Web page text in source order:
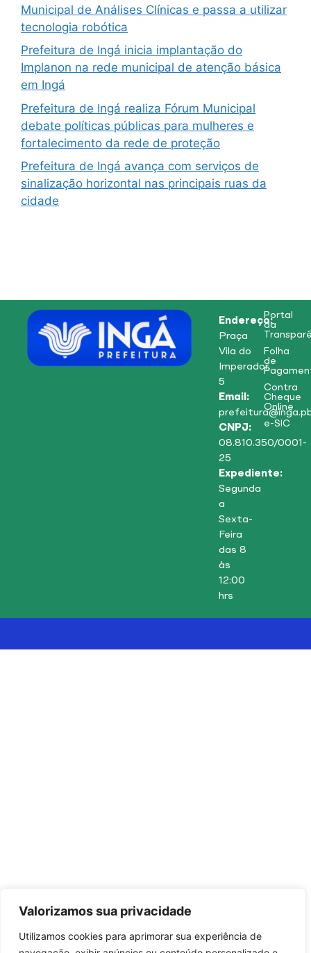
Valorizamos sua privacidade
Utilizamos cookies para aprimorar sua experiência de
Municipal de Análises Clínicas e passa a utilizar
tecnologia robótica
Prefeitura de Ingá inicia implantação do
Implanon na rede municipal de atenção básica
em Ingá
Prefeitura de Ingá realiza Fórum Municipal
debate políticas públicas para mulheres e
fortalecimento da rede de proteção
Prefeitura de Ingá avança com serviços de
sinalização horizontal nas principais ruas da
cidade
Endereço:
Praça
Vila do
Imperador,
5
Email:
CNPJ:
08.810.350/0001-
25
Expediente:
Segunda
a
Sexta-
Feira
das 8
às
12:00
hrs
Portal
da
Folha
de
Contra
Cheque
Online
e-SIC